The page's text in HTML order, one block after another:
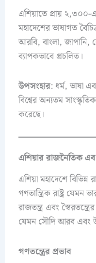
এশিয়াতে প্রায় ২,৩০০-
মহাদেশের ভাষাগত
আরবি, বাংলা, জাপানি,
ব্যাপকভাবে প্রচলিত।
উপসংহার: ধর্ম, ভাষা
বিশ্বের অন্যতম
করেছে।
এশিয়ার রাজনৈতিক
এশিয়া মহাদেশে
গণতান্ত্রিক রাষ্ট্র যেমন
রাজতন্ত্র এবং
যেমন সৌদি আরব এবং
গণতন্ত্রের প্রভাব